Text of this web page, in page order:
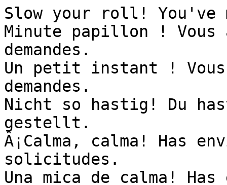
Slow your roll! You've
Minute papillon ! Vous
demandes.
Un petit instant !
demandes.
Nicht so hastig! Du
gestellt.
Â¡Calma, calma! Has
solicitudes.
Una mica de calma!